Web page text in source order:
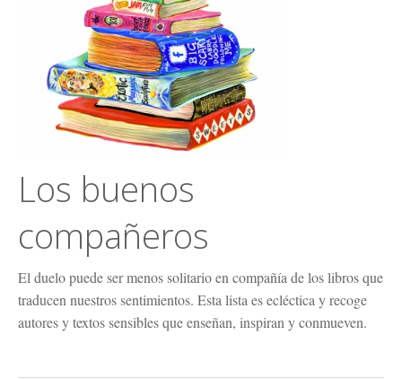
Los buenos
compañeros
El duelo puede ser menos solitario en compañía de los libros que
traducen nuestros sentimientos. Esta lista es ecléctica y recoge
autores y textos sensibles que enseñan, inspiran y conmueven.